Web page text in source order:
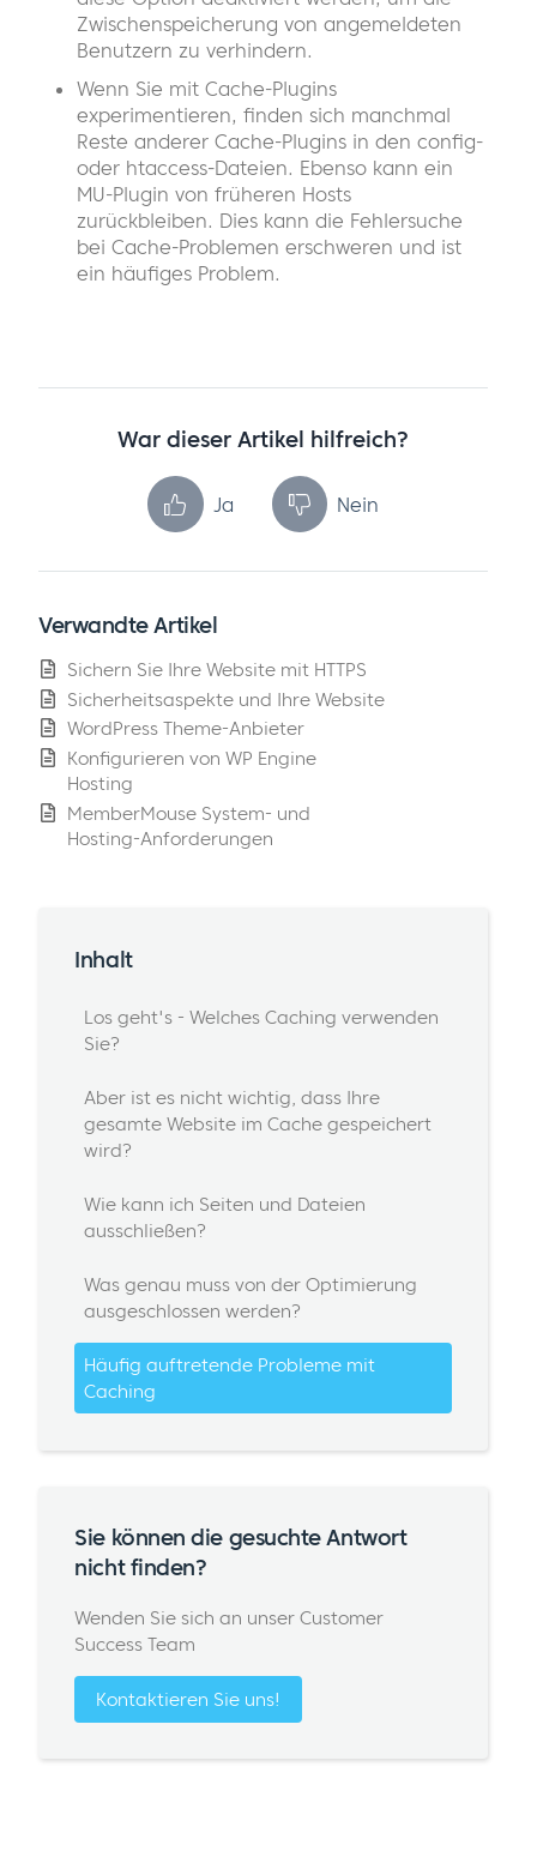
Zwischenspeicherung von angemeldeten
Benutzern zu verhindern.
Wenn Sie mit Cache-Plugins
experimentieren, finden sich manchmal
Reste anderer Cache-Plugins in den config-
oder htaccess-Dateien. Ebenso kann ein
MU-Plugin von früheren Hosts
zurückbleiben. Dies kann die Fehlersuche
bei Cache-Problemen erschweren und ist
ein häufiges Problem.
War dieser Artikel hilfreich?
Ja Nein
Verwandte Artikel
Sichern Sie Ihre Website mit HTTPS
Sicherheitsaspekte und Ihre Website
WordPress Theme-Anbieter
Konfigurieren von WP Engine
Hosting
MemberMouse System- und
Hosting-Anforderungen
Inhalt
Los geht's - Welches Caching verwenden
Sie?
Aber ist es nicht wichtig, dass Ihre
gesamte Website im Cache gespeichert
wird?
Wie kann ich Seiten und Dateien
ausschließen?
Was genau muss von der Optimierung
ausgeschlossen werden?
Häufig auftretende Probleme mit
Caching
Sie können die gesuchte Antwort
nicht finden?
Wenden Sie sich an unser Customer
Success Team
Kontaktieren Sie uns!